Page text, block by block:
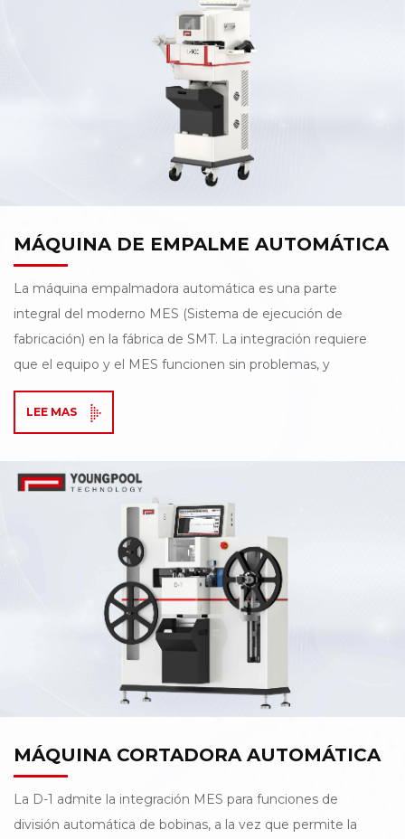
MÁQUINA DE EMPALME AUTOMÁTICA
La máquina empalmadora automática es una parte
integral del moderno MES (Sistema de ejecución de
fabricación) en la fábrica de SMT. La integración requiere
que el equipo y el MES funcionen sin problemas, y
también requiere que el equipo funcione con un alto
grado de automatización. La máquina empalmadora
requisitos anteriores, sino que también ofrece una
confiabilidad de empalme insuperable para impulsar
mejores rendimientos y utilización.
LEE MAS
MÁQUINA CORTADORA AUTOMÁTICA
La D-1 admite la integración MES para funciones de
división automática de bobinas, a la vez que permite la